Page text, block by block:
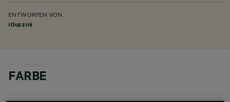
ENTWORFEN VON
iGuzzini
FARBE